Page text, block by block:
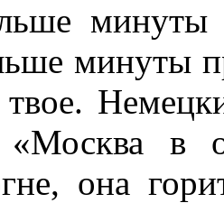
минуты
минуты
«Москва в
она